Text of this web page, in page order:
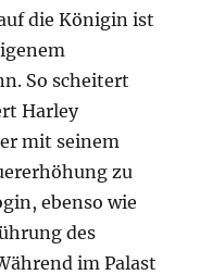
die Königin ist
So scheitert
Harley
mit seinem
zu
ebenso wie
des
im Palast